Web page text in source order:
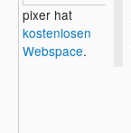
pixer hat
kostenlosen
Webspace.